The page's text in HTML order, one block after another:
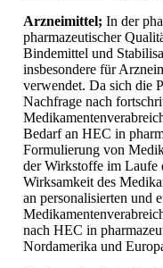
Arzneimittel; In der
pharmazeutischer
Bindemittel und
insbesondere für
verwendet. Da sich die
Nachfrage nach
Bedarf an HEC in
Formulierung von
der Wirkstoffe im Laufe
Wirksamkeit des
an personalisierten und
nach HEC in
Nordamerika und